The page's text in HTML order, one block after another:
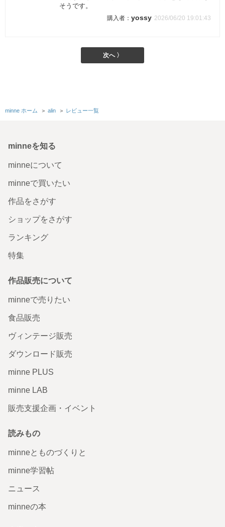
そうです。
yossy 2026/06/20 19:01:43
次へ 〉
minne ホーム ＞ alin ＞ レビュー一覧
minneを知る
minneについて
minneで買いたい
作品をさがす
ショップをさがす
ランキング
特集
作品販売について
minneで売りたい
食品販売
ヴィンテージ販売
ダウンロード販売
minne PLUS
minne LAB
販売支援企画・イベント
読みもの
minneとものづくりと
minne学習帖
ニュース
minneの本